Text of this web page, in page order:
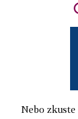
Nebo zkuste